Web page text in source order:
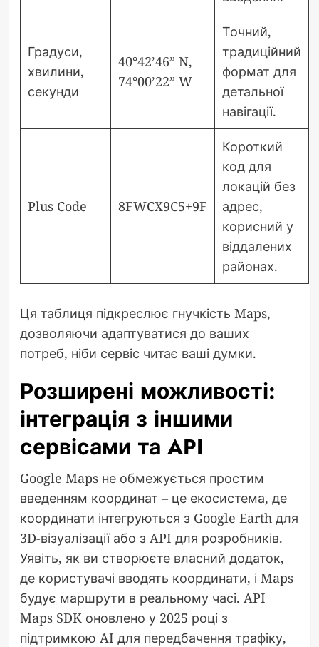
Градуси,
хвилини,
секунди
40°42’46” N,
74°00’22” W
Точний,
традиційний
формат для
детальної
навігації.
Plus Code 8FWCX9C5+9F
Короткий
код для
локацій без
адрес,
корисний у
віддалених
районах.
Ця таблиця підкреслює гнучкість Maps,
дозволяючи адаптуватися до ваших
потреб, ніби сервіс читає ваші думки.
Розширені можливості:
інтеграція з іншими
сервісами та API
Google Maps не обмежується простим
введенням координат – це екосистема, де
координати інтегруються з Google Earth для
3D-візуалізації або з API для розробників.
Уявіть, як ви створюєте власний додаток,
де користувачі вводять координати, і Maps
будує маршрути в реальному часі. API
Maps SDK оновлено у 2025 році з
підтримкою AI для передбачення трафіку,